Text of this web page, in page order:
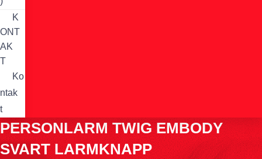
K
ONT
AK
T
Ko
ntak
t
PERSONLARM TWIG EMBODY
SVART LARMKNAPP